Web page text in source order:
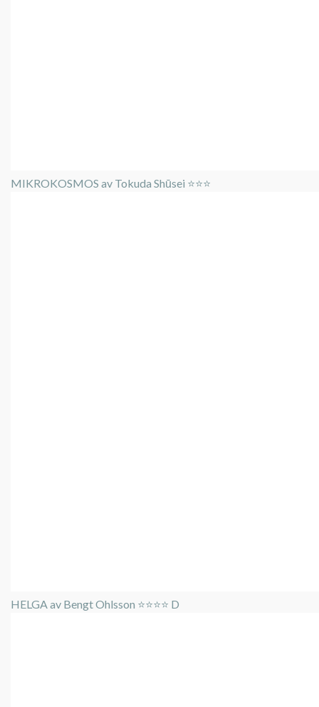
MIKROKOSMOS av Tokuda Shūsei ⭐️⭐️⭐️
HELGA av Bengt Ohlsson ⭐️⭐️⭐️⭐️ D